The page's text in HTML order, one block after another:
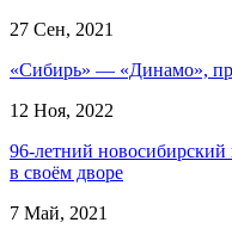
27 Сен, 2021
«Сибирь» — «Динамо»,
12 Ноя, 2022
96-летний новосибирский
в своём дворе
7 Май, 2021